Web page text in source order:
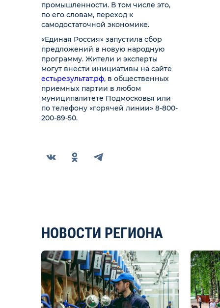
промышленности. В том числе это,
по его словам, переход к
самодостаточной экономике.
«Единая Россия» запустила сбор
предложений в новую народную
программу. Жители и эксперты
могут внести инициативы на сайте
естьрезультат.рф, в общественных
приемных партии в любом
муниципалитете Подмосковья или
по телефону «горячей линии» 8-800-
200-89-50.
НОВОСТИ РЕГИОНА